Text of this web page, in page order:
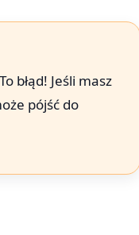
błąd! Jeśli masz
pójść do